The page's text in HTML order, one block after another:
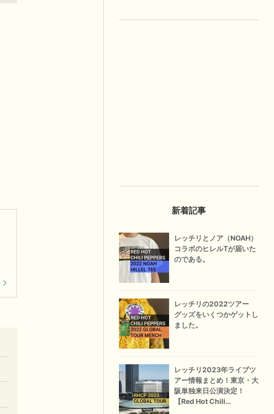
新着記事
レッチリとノア（NOAH）
コラボのヒレルTが届いた
のである。
レッチリの2022ツアー
グッズをいくつかゲットし
ました。
レッチリ2023年ライブツ
アー情報まとめ！東京・大
阪単独来日公演決定！
【Red Hot Chili